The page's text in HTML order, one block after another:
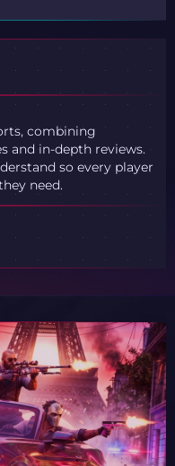
combining
and in-depth reviews.
so every player
need.